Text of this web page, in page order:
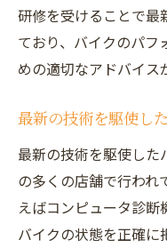
研修を受けることで最
ており、バイクのパフ
めの適切なアドバイス
最新の技術を駆使し
最新の技術を駆使した
の多くの店舗で行われ
えばコンピュータ診断
バイクの状態を正確に